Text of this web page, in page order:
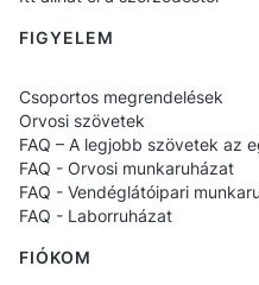
megtartják a
megkönnyítik a
strapabíró szövet
elbír.
100% pamut–
könnyen
Masszív
FIGYELEM
Csoportos megrendelések
Orvosi szövetek
FAQ – A legjobb szövetek az
FAQ - Orvosi munkaruházat
FAQ - Vendéglátóipari
FAQ - Laborruházat
FIÓKOM